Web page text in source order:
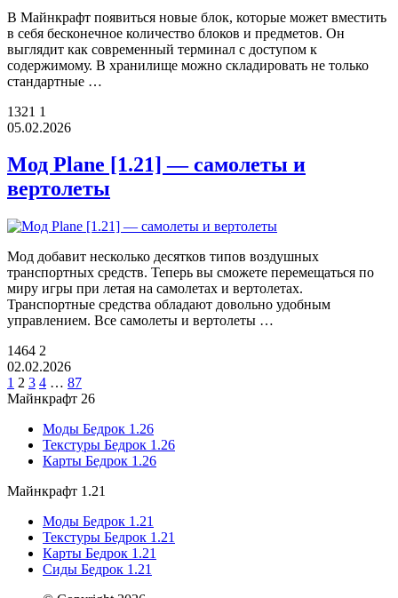
В Майнкрафт появиться новые блок, которые может вместить
в себя бесконечное количество блоков и предметов. Он
выглядит как современный терминал с доступом к
содержимому. В хранилище можно складировать не только
стандартные …
1321 1
05.02.2026
Мод Plane [1.21] — самолеты и
вертолеты
Мод добавит несколько десятков типов воздушных
транспортных средств. Теперь вы сможете перемещаться по
миру игры при летая на самолетах и вертолетах.
Транспортные средства обладают довольно удобным
управлением. Все самолеты и вертолеты …
1464 2
02.02.2026
1 2 3 4 … 87
Майнкрафт 26
Моды Бедрок 1.26
Текстуры Бедрок 1.26
Карты Бедрок 1.26
Майнкрафт 1.21
Моды Бедрок 1.21
Текстуры Бедрок 1.21
Карты Бедрок 1.21
Сиды Бедрок 1.21